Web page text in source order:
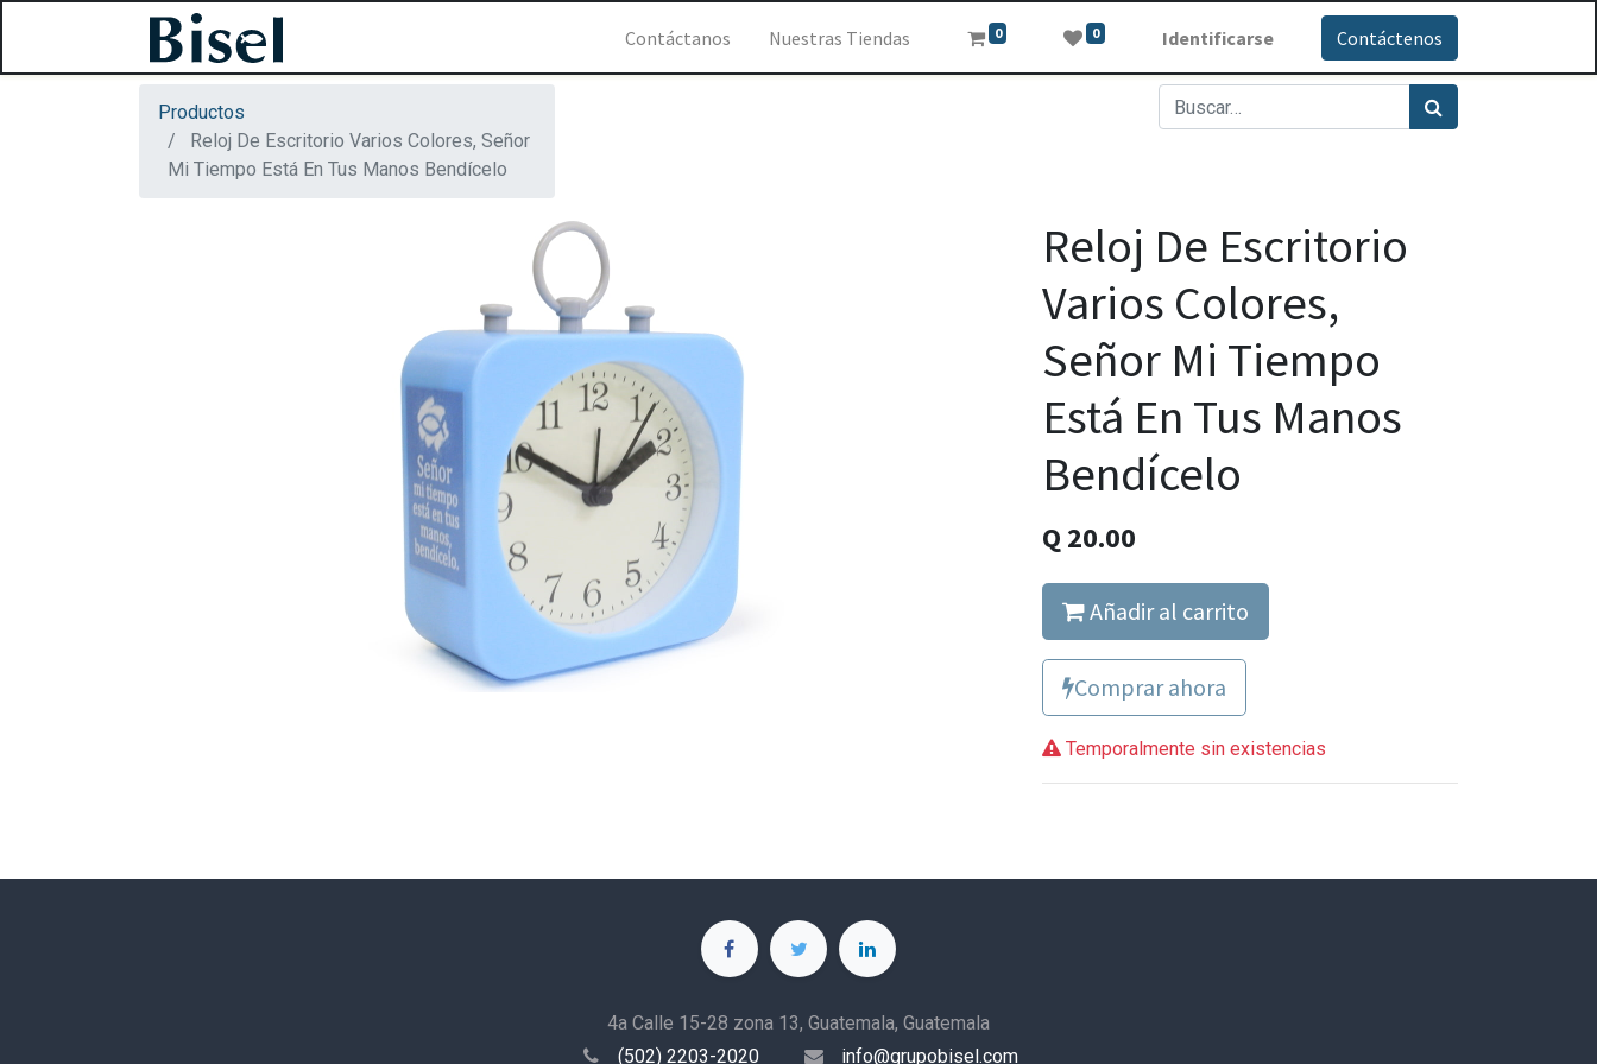
Contáctanos Nuestras Tiendas 0 0 Identificarse Contáctenos
Productos
Reloj De Escritorio Varios Colores, Señor
Mi Tiempo Está En Tus Manos Bendícelo
Reloj De Escritorio
Varios Colores,
Señor Mi Tiempo
Está En Tus Manos
Bendícelo
Q 20.00
Añadir al carrito
Comprar ahora
Temporalmente sin existencias
4a Calle 15-28 zona 13, Guatemala, Guatemala
(502) 2203-2020
info@grupobisel.com